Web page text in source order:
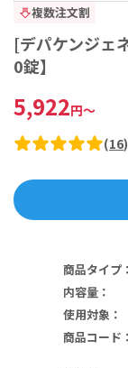
複数注文割
[デパケンジェ
0錠】
5,922円～
(16)
商品タイプ ：
内容量 ：
使用対象 ：
商品コード ：